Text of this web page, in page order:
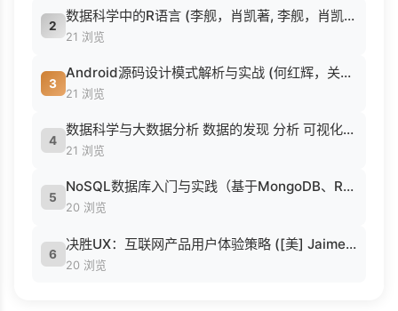
2
数据科学中的R语言 (李舰，肖凯著, 李舰，肖凯著；吴喜之审校, Pdg2Pic).pdf
21 浏览
3
Android源码设计模式解析与实战 (何红辉，关爱民著, 何红辉, 关爱民著, 何红辉, 关爱民).pdf
21 浏览
4
数据科学与大数据分析 数据的发现 分析 可视化与表示 ( etc.).epub
21 浏览
5
NoSQL数据库入门与实践（基于MongoDB、Redis） (刘瑜 刘胜松).pdf
20 浏览
6
决胜UX：互联网产品用户体验策略 ([美] Jaime Levy [[美] Jaime Levy]).epub
20 浏览